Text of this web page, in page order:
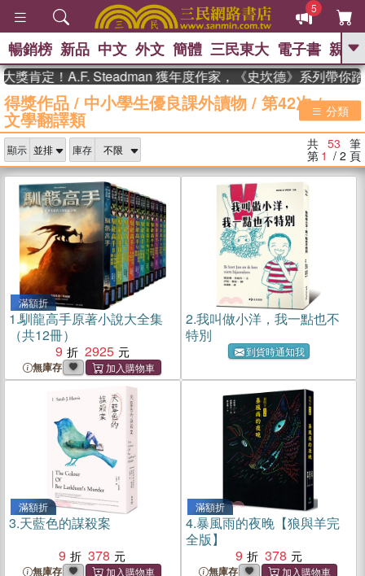
5
GO
熱搜： 東野圭吾 、 高希均教授回憶錄
、 、 如果歷
史是一群喵 、 暑期推薦 、 國際布克
台灣的李
登輝時代 、 數學女孩：黎曼猜想 、
偉大的迷走神經
暢銷榜 新品 中文 外文 簡體 三民東大 電子書 親子
！A.F. Steadman 獲年度作家，《史坎德》系列帶你踏上熱血
得獎作品 / 中小學生優良課外讀物 / 第42次/
文學翻譯類 分類
顯示 庫存 共 53 筆
第 1 / 2 頁
滿額折
1.馴龍高手原著小說大全集
（共12冊）
9
2925
無庫存
2.我叫做小洋，我一點也不
特別
到貨時通知我
滿額折
3.天藍色的謀殺案
9
378
無庫存
滿額折
4.暴風雨的夜晚【狼與羊完
全版】
9
378
無庫存